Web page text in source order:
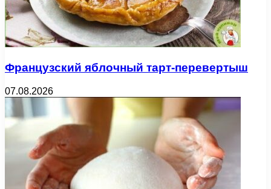
Французский яблочный тарт-перевертыш
07.08.2026